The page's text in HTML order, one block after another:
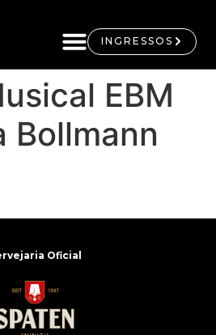
INGRESSOS
EBM
Bollmann
Oficial